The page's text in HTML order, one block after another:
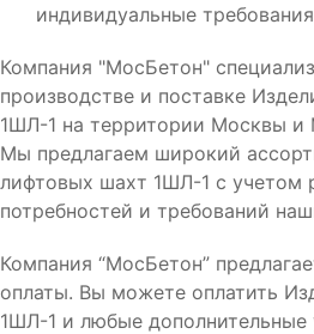
индивидуальные
Компания "МосБетон"
производстве и поставке
1ШЛ-1 на территории Москвы и
Мы предлагаем широкий
лифтовых шахт 1ШЛ-1 с учетом
потребностей и требований
Компания “МосБетон”
оплаты. Вы можете оплатить
1ШЛ-1 и любые дополнительные